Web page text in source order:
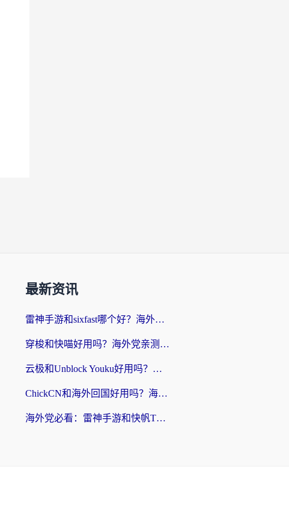
最新资讯
雷神手游和sixfast哪个好？海外党亲测3款回国加速器，教你选对不踩坑
穿梭和快喵好用吗？海外党亲测：小众加速器对比+番茄加速器深度体验
云极和Unblock Youku好用吗？海外党亲测+2026回国加速器避坑指南
ChickCN和海外回国好用吗？海外党2026亲测：从手游到影音，选对加速器的3个关键
海外党必看：雷神手游和快帆TV版好用吗？3步选对回国加速器不踩坑